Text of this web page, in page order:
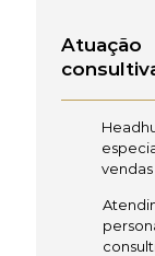
Atuação